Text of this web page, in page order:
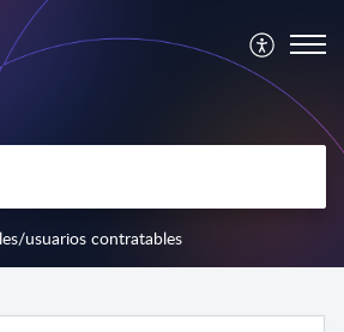
usuarios contratables